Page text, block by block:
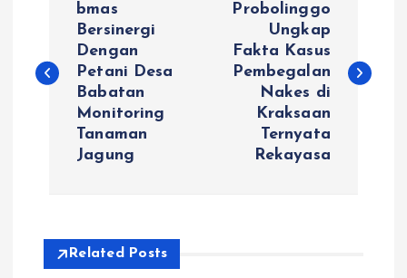
v
s
bmas
Bersinergi
Dengan
Petani Desa
Babatan
Monitoring
Tanaman
Jagung
Probolinggo
Ungkap
Fakta Kasus
Pembegalan
Nakes di
Kraksaan
Ternyata
Rekayasa
Related Posts